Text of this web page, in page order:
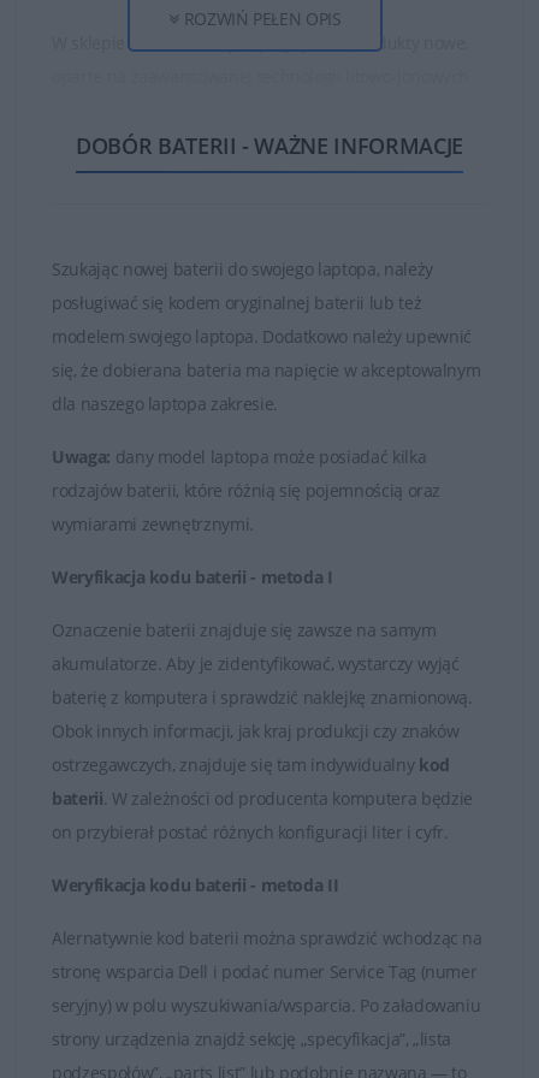
W sklepie DELL24 oferujemy wyłącznie produkty nowe,
Dzięki temu zakupione baterie są w stanie działać długo
i bezawaryjnie.
są bardzo słabej jakości!
Baterie, które znajduje się w ofercie sklepu DELL24 są
oryginalnymi częściami zamiennymi lub wysokiej jakości
zamiennikami takich firm jak Dell, Green Cell czy
Whitenergy. Tylko markowe produkty spełniają
najwyższe standardy jakości i posiadają certyfikaty FCC,
CE i ROHS.
Łatwy kontakt i fachowa obsługa
W przypadku jakichkolwiek wątpliwości i problemów z
doborem baterii do posiadanego laptopa, zawsze mogą
Państwo skontaktować się z naszymi Doradcami, którzy
udzielą fachowej i wyczerpującej porady. Na przesłane
zapytania odpowiadamy rzetelnie i bez zbędnej zwłoki.
Satysfakcja z zakupu jest dla nas najważniejsza.
Dobór baterii do laptopów DELL
ROZWIŃ PEŁEN OPIS
DOBÓR BATERII - WAŻNE INFORMACJE
Szukając nowej baterii do swojego laptopa, należy
posługiwać się kodem oryginalnej baterii lub też
modelem swojego laptopa. Dodatkowo należy upewnić
się, że dobierana bateria ma napięcie w akceptowalnym
dla naszego laptopa zakresie.
Uwaga: dany model laptopa może posiadać kilka
rodzajów baterii, które różnią się pojemnością oraz
wymiarami zewnętrznymi.
Weryfikacja kodu baterii - metoda I
Oznaczenie baterii znajduje się zawsze na samym
akumulatorze. Aby je zidentyfikować, wystarczy wyjąć
baterię z komputera i sprawdzić naklejkę znamionową.
Obok innych informacji, jak kraj produkcji czy znaków
ostrzegawczych, znajduje się tam indywidualny kod
baterii. W zależności od producenta komputera będzie
on przybierał postać różnych konfiguracji liter i cyfr.
Weryfikacja kodu baterii - metoda II
Alernatywnie kod baterii można sprawdzić wchodząc na
stronę wsparcia Dell i podać numer Service Tag (numer
seryjny) w polu wyszukiwania/wsparcia. Po załadowaniu
strony urządzenia znajdź sekcję „specyfikacja”, „lista
podzespołów”, „parts list” lub podobnie nazwaną — to